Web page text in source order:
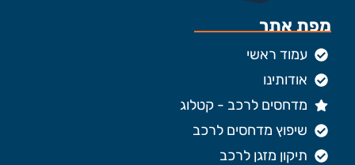
מפת אתר
עמוד ראשי
אודותינו
מדחסים לרכב - קטלוג
שיפוץ מדחסים לרכב
תיקון מזגן לרכב